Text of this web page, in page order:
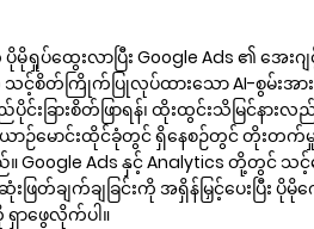
ထွေးလာပြီး Google Ads ၏ အေးဂျ
သင့်စိတ်ကြိုက်ပြုလုပ်ထားသော AI-စွမ်းအ
းခြားစိတ်ဖြာရန်၊ ထိုးထွင်းသိမြင်နားလ
င့် ယာဉ်မောင်းထိုင်ခုံတွင် ရှိနေစဉ်တွင် တိုးတ
Ads နှင့် Analytics တို့တွင် သင့်
ြတ်ချက်ချခြင်းကို အရှိန်မြှင့်ပေးပြီး ပိုမို
ရှာဖွေလိုက်ပါ။